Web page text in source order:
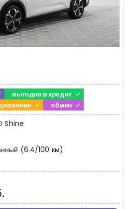
выгодно в кредит
обмен
Shine
(6.4/100 км)